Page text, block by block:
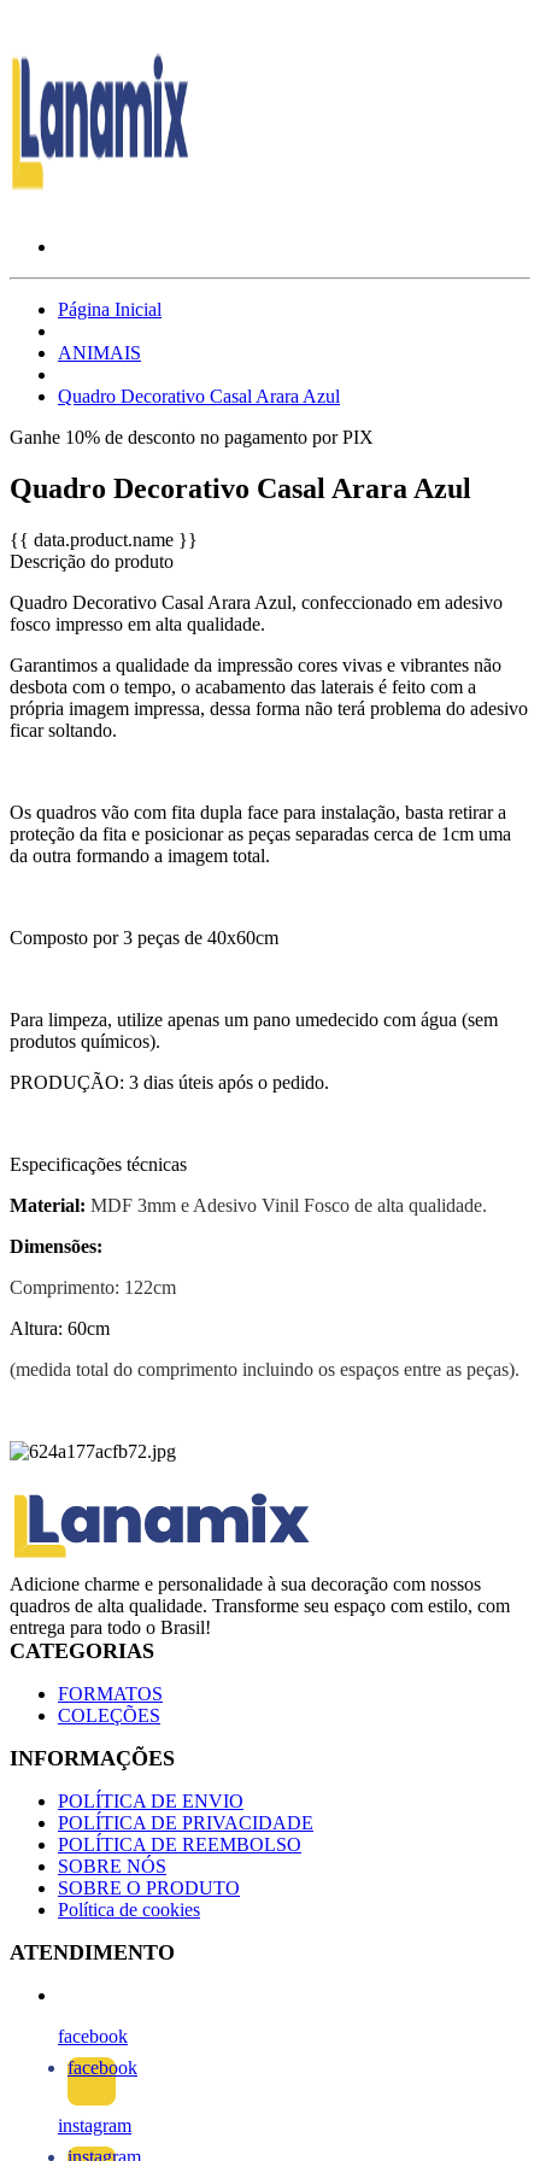
Página Inicial
ANIMAIS
Quadro Decorativo Casal Arara Azul
Ganhe 10% de desconto no pagamento por PIX
Quadro Decorativo Casal Arara Azul
{{ data.product.name }}
Descrição do produto
Quadro Decorativo Casal Arara Azul, confeccionado em adesivo
fosco impresso em alta qualidade.
Garantimos a qualidade da impressão cores vivas e vibrantes não
desbota com o tempo, o acabamento das laterais é feito com a
própria imagem impressa, dessa forma não terá problema do adesivo
ficar soltando.
Os quadros vão com fita dupla face para instalação, basta retirar a
proteção da fita e posicionar as peças separadas cerca de 1cm uma
da outra formando a imagem total.
Composto por 3 peças de 40x60cm
Para limpeza, utilize apenas um pano umedecido com água (sem
produtos químicos).
PRODUÇÃO: 3 dias úteis após o pedido.
Especificações técnicas
Material: MDF 3mm e Adesivo Vinil Fosco de alta qualidade.
Dimensões:
Comprimento: 122cm
Altura: 60cm
(medida total do comprimento incluindo os espaços entre as peças).
Adicione charme e personalidade à sua decoração com nossos
quadros de alta qualidade. Transforme seu espaço com estilo, com
entrega para todo o Brasil!
CATEGORIAS
FORMATOS
COLEÇÕES
INFORMAÇÕES
POLÍTICA DE ENVIO
POLÍTICA DE PRIVACIDADE
POLÍTICA DE REEMBOLSO
SOBRE NÓS
SOBRE O PRODUTO
Política de cookies
ATENDIMENTO
facebook
facebook
instagram
instagram